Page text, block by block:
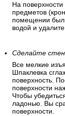
На
предметов
помещении
водой и
Сделайте
Все мелкие
Шпаклевка
поверхность.
поверхности
Чтобы
ладонью. Вы
поверхности.